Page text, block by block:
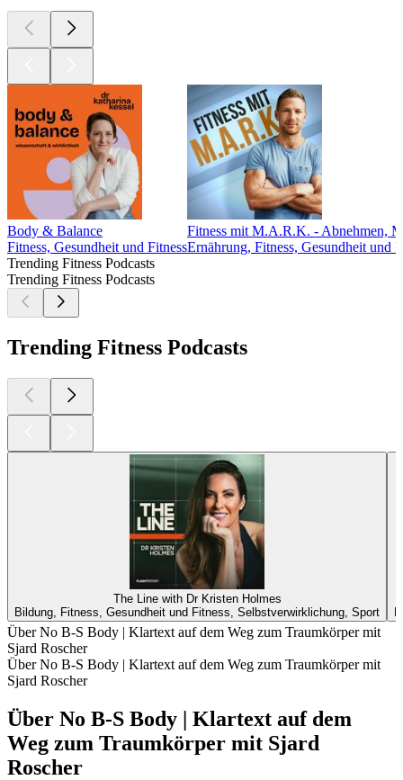
Body & Balance
Fitness, Gesundheit und Fitness
Fitness mit M.A.R.K. - Abnehmen,
Ernährung, Fitness, Gesundheit und
Trending Fitness Podcasts
Trending Fitness Podcasts
Trending Fitness Podcasts
The Line with Dr Kristen Holmes
Bildung, Fitness, Gesundheit und Fitness, Selbstverwirklichung, Sport
Über No B-S Body | Klartext auf dem Weg zum Traumkörper mit
Sjard Roscher
Über No B-S Body | Klartext auf dem Weg zum Traumkörper mit
Sjard Roscher
Über No B-S Body | Klartext auf dem
Weg zum Traumkörper mit Sjard
Roscher